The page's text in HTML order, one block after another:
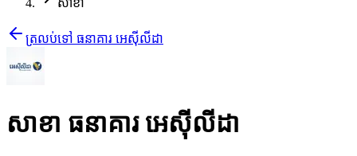
សាខា
ត្រលប់ទៅ ធនាគារ អេស៊ីលីដា
សាខា ធនាគារ អេស៊ីលីដា